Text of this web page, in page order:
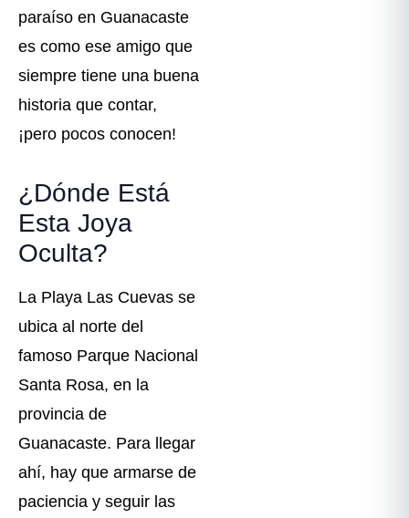
paraíso en Guanacaste
es como ese amigo que
siempre tiene una buena
historia que contar,
¡pero pocos conocen!
¿Dónde Está
Esta Joya
Oculta? ️
La Playa Las Cuevas se
ubica al norte del
famoso Parque Nacional
Santa Rosa, en la
provincia de
Guanacaste. Para llegar
ahí, hay que armarse de
paciencia y seguir las